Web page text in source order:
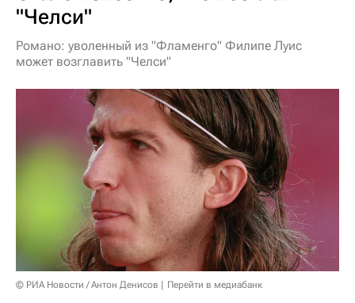
"Челси"
Романо: уволенный из "Фламенго" Филипе Луис
может возглавить "Челси"
© РИА Новости / Антон Денисов Перейти в медиабанк